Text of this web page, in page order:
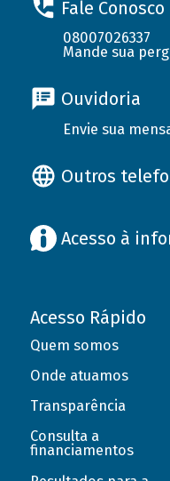
Fale Conosco
08007026337
Mande sua
Ouvidoria
Envie sua
Outros
Acesso à
Acesso Rápido
Quem somos
Onde atuamos
Transparência
Consulta a
financiamentos